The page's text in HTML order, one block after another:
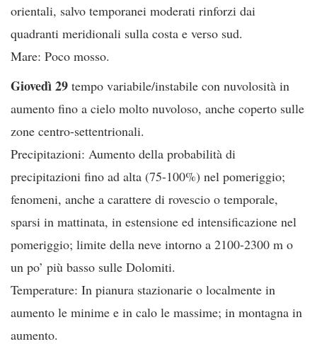
orientali, salvo temporanei moderati rinforzi dai
quadranti meridionali sulla costa e verso sud.
Mare: Poco mosso.
Giovedì 29 tempo variabile/instabile con nuvolosità in
aumento fino a cielo molto nuvoloso, anche coperto sulle
zone centro-settentrionali.
Precipitazioni: Aumento della probabilità di
precipitazioni fino ad alta (75-100%) nel pomeriggio;
fenomeni, anche a carattere di rovescio o temporale,
sparsi in mattinata, in estensione ed intensificazione nel
pomeriggio; limite della neve intorno a 2100-2300 m o
un po’ più basso sulle Dolomiti.
Temperature: In pianura stazionarie o localmente in
aumento le minime e in calo le massime; in montagna in
aumento.